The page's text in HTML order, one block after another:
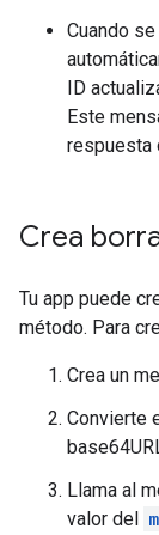
Cuando
ID
Este
respuesta
Crea
Tu app puede
método. Para
Crea un
Convierte
Llama al
valor del